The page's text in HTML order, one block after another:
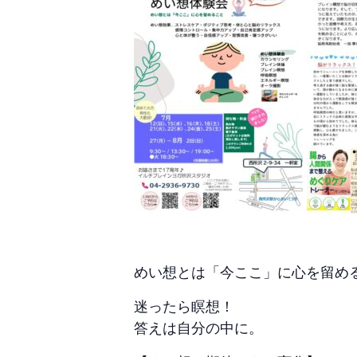
めい想とは「今ここ」に心を留め
迷ったら瞑想！
答えは自分の中に。